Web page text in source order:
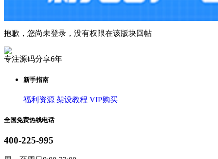
抱歉，您尚未登录，没有权限在该版块回帖
专注源码分享6年
新手指南
福利资源 架设教程 VIP购买
全国免费热线电话
400-225-995